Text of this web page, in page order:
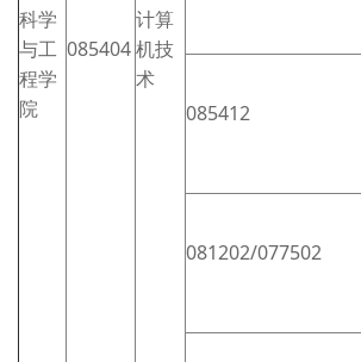
科学
与工
程学
院
085404
计算
机技
术
085412
081202/077502